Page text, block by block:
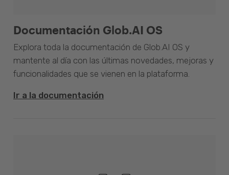
Documentación Glob.AI OS
Explora toda la documentación de Glob.AI OS y
mantente al día con las últimas novedades, mejoras y
funcionalidades que se vienen en la plataforma.
Ir a la documentación